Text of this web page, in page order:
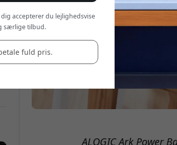
ALOGIC Ark Power
accepterer du lejlighedsvise
særlige tilbud.
fuld pris.